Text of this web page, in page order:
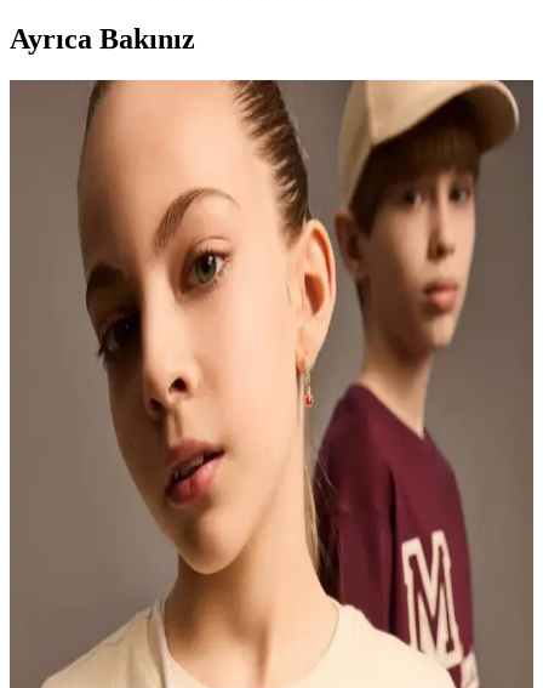
Ayrıca Bakınız
Suud Collection Ekru Saten Etek: Modern Kadınlar
İçin Şıklık ve Rahatlık Bir Arada
Suud Collection'ın ekru saten etek modeli, şıklık ve konforu bir
arada sunuyor. Hafif parlak kumaşı, feminen kesimi ve çeşitli beden
seçenekleriyle günlük ve özel davetlerde tercih edilebilir.
Lafaba Kadın Ekru Kare Yaka Kemerli Midi Şifon
Abiye Elbise Özellikleri ve Tasarım Detayları
Lafaba'nın ekru midi şifon abiyesi, kare yaka ve kemerli tasarımıyla
şıklık ve konforu bir arada sunar, özel günlerde tercih edilebilir.
Kadın Ekru Uzun Kollu Bisiklet Yaka Bluz Şık ve
Rahat Günlük Kullanım İçin
Kadınlar için tasarlanan ekru uzun kollu bluz, pamuk elastan yapısı
ve kaşkorse dokusuyla rahat ve şık bir tercih sunar. Günlük ve özel
kombinlere uygun, dayanıklı ve konforlu bir parça.
Sohotique By P Kalın Saten Gömlek Ekru: Şıklık ve
Konforun Buluştuğu Klasik Tasarım
Kaliteli saten kumaşı ve şık tasarımıyla Sohotique By P kalın saten
gömlek, rahatlık ve şıklığı bir arada sunar. Ekru rengiyle her